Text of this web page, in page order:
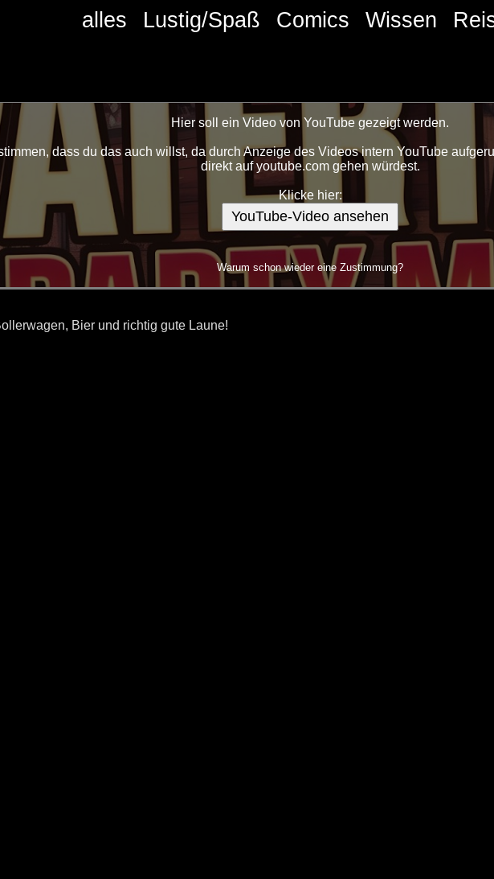
alles Lustig/Spaß Comics Wissen
Hier soll ein Video von YouTube gezeigt werden.
dass du das auch willst, da durch Anzeige des Videos intern YouTube
direkt auf youtube.com gehen würdest.
Klicke hier:
YouTube-Video ansehen
Warum schon wieder eine Zustimmung?
Bier und richtig gute Laune!